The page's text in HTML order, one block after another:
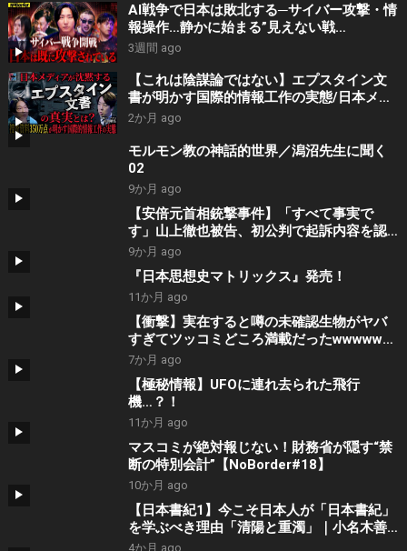
AI戦争で日本は敗北する─サイバー攻撃・情
報操作…静かに始まる”見えない戦
争”【NoBorder #56】
3週間 ago
【これは陰謀論ではない】エプスタイン文
書が明かす国際的情報工作の実態/日本メデ
ィアが報じない”権力者支配の構造”を山田敏
2か月 ago
モルモン教の神話的世界／潟沼先生に聞く
02
9か月 ago
【安倍元首相銃撃事件】「すべて事実で
す」山上徹也被告、初公判で起訴内容を認
める #shorts
9か月 ago
『日本思想史マトリックス』発売！
11か月 ago
【衝撃】実在すると噂の未確認生物がヤバ
すぎてツッコミどころ満載だったwwwww#
総集編【UMA】【都市伝説】【なろ屋】
7か月 ago
【極秘情報】UFOに連れ去られた飛行
機…？！
11か月 ago
マスコミが絶対報じない！財務省が隠す“禁
断の特別会計”【NoBorder#18】
10か月 ago
【日本書紀1】今こそ日本人が「日本書紀」
を学ぶべき理由「清陽と重濁」｜小名木善
行
4か月 ago